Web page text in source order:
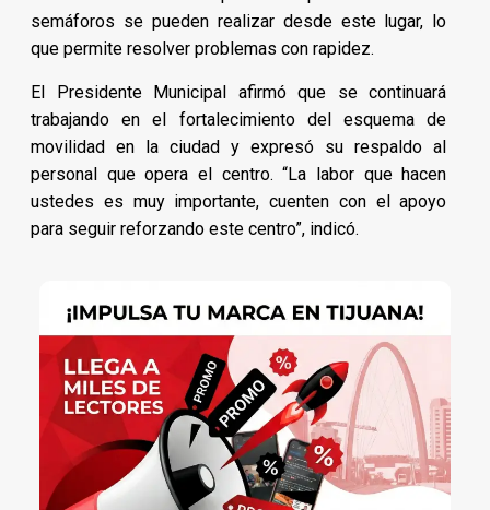
semáforos se pueden realizar desde este lugar, lo
que permite resolver problemas con rapidez.
El Presidente Municipal afirmó que se continuará
trabajando en el fortalecimiento del esquema de
movilidad en la ciudad y expresó su respaldo al
personal que opera el centro. “La labor que hacen
ustedes es muy importante, cuenten con el apoyo
para seguir reforzando este centro”, indicó.